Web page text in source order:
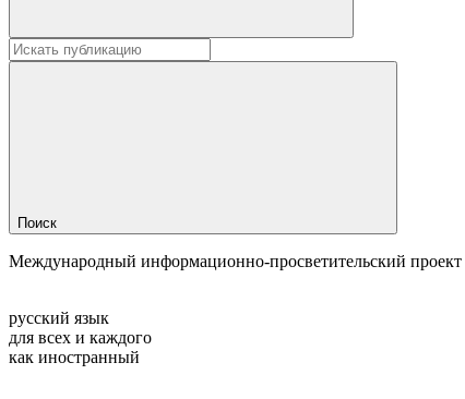
Поиск
Международный информационно-просветительский проект
русский язык
для всех и каждого
как иностранный